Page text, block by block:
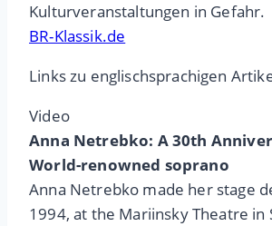
Kulturveranstaltungen in Gefahr.
BR-Klassik.de
Links zu englischsprachigen
Video
Anna Netrebko: A 30th
World-renowned soprano
Anna Netrebko made her stage
1994, at the Mariinsky Theatre in